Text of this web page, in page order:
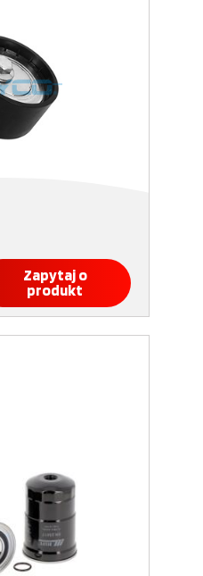
Zapytaj o
produkt